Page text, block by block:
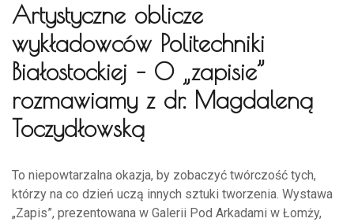
Artystyczne oblicze
wykładowców Politechniki
Białostockiej – O „zapisie”
rozmawiamy z dr. Magdaleną
Toczydłowską
To niepowtarzalna okazja, by zobaczyć twórczość tych,
którzy na co dzień uczą innych sztuki tworzenia. Wystawa
„Zapis”, prezentowana w Galerii Pod Arkadami w Łomży,